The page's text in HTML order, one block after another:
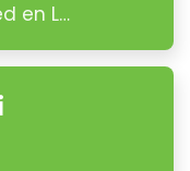
en L…